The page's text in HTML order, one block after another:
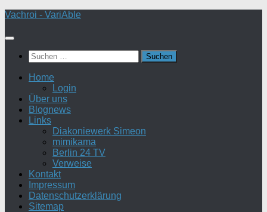
Zum
springen
Vachroi - VariAble
Suchen
nach:
Home
Login
Über uns
Blognews
Links
Diakoniewerk Simeon
mimikama
Berlin 24 TV
Verweise
Kontakt
Impressum
Datenschutzerklärung
Sitemap